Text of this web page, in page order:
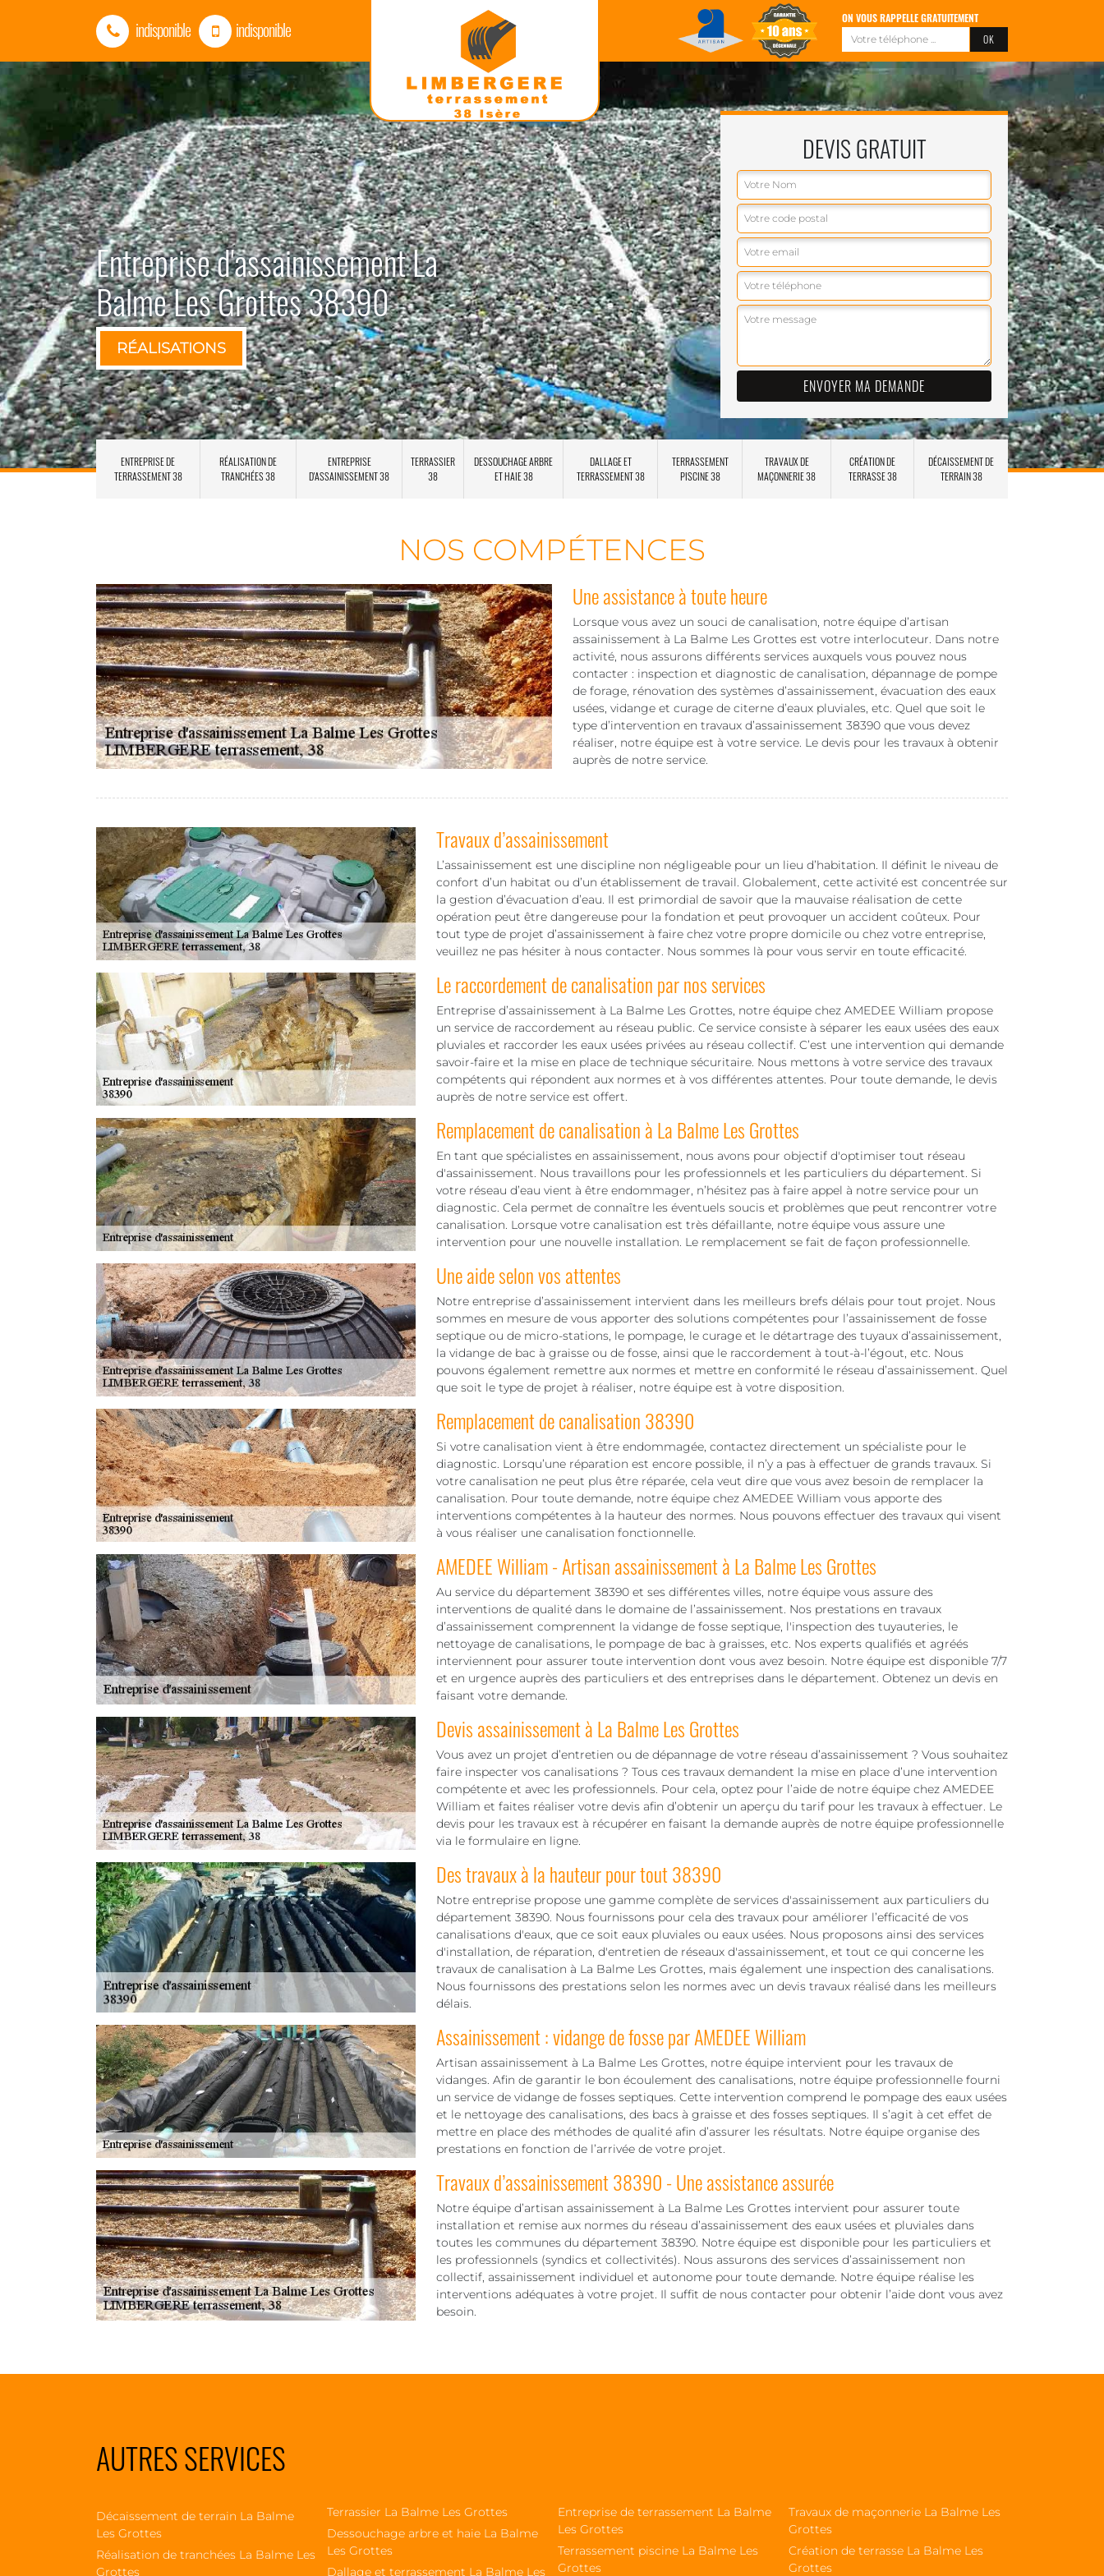
indisponible indisponible ON VOUS RAPPELLE GRATUITEMENT
Entreprise d'assainissement La
Balme Les Grottes 38390
RÉALISATIONS
DEVIS GRATUIT
ENTREPRISE DE
TERRASSEMENT 38
RÉALISATION DE
TRANCHÉES 38
ENTREPRISE
D'ASSAINISSEMENT 38
TERRASSIER
38
DESSOUCHAGE ARBRE
ET HAIE 38
DALLAGE ET
TERRASSEMENT 38
TERRASSEMENT
PISCINE 38
TRAVAUX DE
MAÇONNERIE 38
CRÉATION DE
TERRASSE 38
DÉCAISSEMENT DE
TERRAIN 38
NOS COMPÉTENCES
Une assistance à toute heure
Lorsque vous avez un souci de canalisation, notre équipe d’artisan
assainissement à La Balme Les Grottes est votre interlocuteur. Dans notre
activité, nous assurons différents services auxquels vous pouvez nous
contacter : inspection et diagnostic de canalisation, dépannage de pompe
de forage, rénovation des systèmes d’assainissement, évacuation des eaux
usées, vidange et curage de citerne d’eaux pluviales, etc. Quel que soit le
type d’intervention en travaux d’assainissement 38390 que vous devez
réaliser, notre équipe est à votre service. Le devis pour les travaux à obtenir
auprès de notre service.
Travaux d’assainissement
L’assainissement est une discipline non négligeable pour un lieu d’habitation. Il définit le niveau de
confort d’un habitat ou d’un établissement de travail. Globalement, cette activité est concentrée sur
la gestion d’évacuation d’eau. Il est primordial de savoir que la mauvaise réalisation de cette
opération peut être dangereuse pour la fondation et peut provoquer un accident coûteux. Pour
tout type de projet d’assainissement à faire chez votre propre domicile ou chez votre entreprise,
veuillez ne pas hésiter à nous contacter. Nous sommes là pour vous servir en toute efficacité.
Le raccordement de canalisation par nos services
Entreprise d’assainissement à La Balme Les Grottes, notre équipe chez AMEDEE William propose
un service de raccordement au réseau public. Ce service consiste à séparer les eaux usées des eaux
pluviales et raccorder les eaux usées privées au réseau collectif. C’est une intervention qui demande
savoir-faire et la mise en place de technique sécuritaire. Nous mettons à votre service des travaux
compétents qui répondent aux normes et à vos différentes attentes. Pour toute demande, le devis
auprès de notre service est offert.
Remplacement de canalisation à La Balme Les Grottes
En tant que spécialistes en assainissement, nous avons pour objectif d'optimiser tout réseau
d'assainissement. Nous travaillons pour les professionnels et les particuliers du département. Si
votre réseau d’eau vient à être endommager, n’hésitez pas à faire appel à notre service pour un
diagnostic. Cela permet de connaître les éventuels soucis et problèmes que peut rencontrer votre
canalisation. Lorsque votre canalisation est très défaillante, notre équipe vous assure une
intervention pour une nouvelle installation. Le remplacement se fait de façon professionnelle.
Une aide selon vos attentes
Notre entreprise d’assainissement intervient dans les meilleurs brefs délais pour tout projet. Nous
sommes en mesure de vous apporter des solutions compétentes pour l’assainissement de fosse
septique ou de micro-stations, le pompage, le curage et le détartrage des tuyaux d’assainissement,
la vidange de bac à graisse ou de fosse, ainsi que le raccordement à tout-à-l’égout, etc. Nous
pouvons également remettre aux normes et mettre en conformité le réseau d’assainissement. Quel
que soit le type de projet à réaliser, notre équipe est à votre disposition.
Remplacement de canalisation 38390
Si votre canalisation vient à être endommagée, contactez directement un spécialiste pour le
diagnostic. Lorsqu’une réparation est encore possible, il n’y a pas à effectuer de grands travaux. Si
votre canalisation ne peut plus être réparée, cela veut dire que vous avez besoin de remplacer la
canalisation. Pour toute demande, notre équipe chez AMEDEE William vous apporte des
interventions compétentes à la hauteur des normes. Nous pouvons effectuer des travaux qui visent
à vous réaliser une canalisation fonctionnelle.
AMEDEE William - Artisan assainissement à La Balme Les Grottes
Au service du département 38390 et ses différentes villes, notre équipe vous assure des
interventions de qualité dans le domaine de l’assainissement. Nos prestations en travaux
d’assainissement comprennent la vidange de fosse septique, l'inspection des tuyauteries, le
nettoyage de canalisations, le pompage de bac à graisses, etc. Nos experts qualifiés et agréés
interviennent pour assurer toute intervention dont vous avez besoin. Notre équipe est disponible 7/7
et en urgence auprès des particuliers et des entreprises dans le département. Obtenez un devis en
faisant votre demande.
Devis assainissement à La Balme Les Grottes
Vous avez un projet d’entretien ou de dépannage de votre réseau d’assainissement ? Vous souhaitez
faire inspecter vos canalisations ? Tous ces travaux demandent la mise en place d’une intervention
compétente et avec les professionnels. Pour cela, optez pour l’aide de notre équipe chez AMEDEE
William et faites réaliser votre devis afin d’obtenir un aperçu du tarif pour les travaux à effectuer. Le
devis pour les travaux est à récupérer en faisant la demande auprès de notre équipe professionnelle
via le formulaire en ligne.
Des travaux à la hauteur pour tout 38390
Notre entreprise propose une gamme complète de services d'assainissement aux particuliers du
département 38390. Nous fournissons pour cela des travaux pour améliorer l’efficacité de vos
canalisations d'eaux, que ce soit eaux pluviales ou eaux usées. Nous proposons ainsi des services
d'installation, de réparation, d'entretien de réseaux d'assainissement, et tout ce qui concerne les
travaux de canalisation à La Balme Les Grottes, mais également une inspection des canalisations.
Nous fournissons des prestations selon les normes avec un devis travaux réalisé dans les meilleurs
délais.
Assainissement : vidange de fosse par AMEDEE William
Artisan assainissement à La Balme Les Grottes, notre équipe intervient pour les travaux de
vidanges. Afin de garantir le bon écoulement des canalisations, notre équipe professionnelle fourni
un service de vidange de fosses septiques. Cette intervention comprend le pompage des eaux usées
et le nettoyage des canalisations, des bacs à graisse et des fosses septiques. Il s’agit à cet effet de
mettre en place des méthodes de qualité afin d’assurer les résultats. Notre équipe organise des
prestations en fonction de l’arrivée de votre projet.
Travaux d’assainissement 38390 - Une assistance assurée
Notre équipe d’artisan assainissement à La Balme Les Grottes intervient pour assurer toute
installation et remise aux normes du réseau d’assainissement des eaux usées et pluviales dans
toutes les communes du département 38390. Notre équipe est disponible pour les particuliers et
les professionnels (syndics et collectivités). Nous assurons des services d’assainissement non
collectif, assainissement individuel et autonome pour toute demande. Notre équipe réalise les
interventions adéquates à votre projet. Il suffit de nous contacter pour obtenir l’aide dont vous avez
besoin.
AUTRES SERVICES
Décaissement de terrain La Balme
Les Grottes
Réalisation de tranchées La Balme Les
Grottes
Terrassier La Balme Les Grottes
Dessouchage arbre et haie La Balme
Les Grottes
Dallage et terrassement La Balme Les
Entreprise de terrassement La Balme
Les Grottes
Terrassement piscine La Balme Les
Grottes
Travaux de maçonnerie La Balme Les
Grottes
Création de terrasse La Balme Les
Grottes